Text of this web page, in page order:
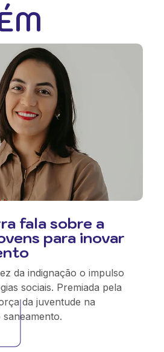
fala sobre a
para inovar
da indignação o impulso
sociais. Premiada pela
da juventude na